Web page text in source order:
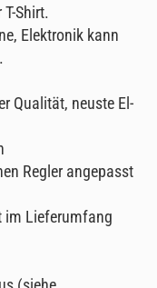
Shirt.
Elektronik kann
Qualität, neuste El-
Regler angepasst
im Lieferumfang